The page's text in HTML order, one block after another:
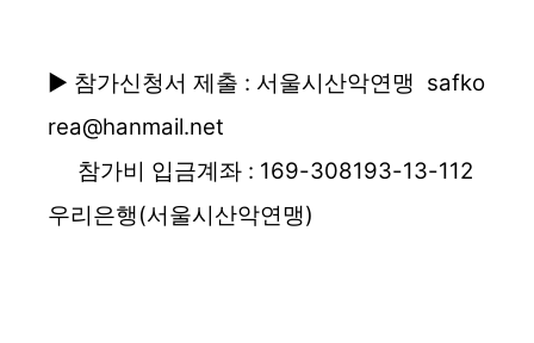
▶ 참가신청서 제출 : 서울시산악연맹 safko
rea@hanmail.net
참가비 입금계좌 : 169-308193-13-112
우리은행(서울시산악연맹)